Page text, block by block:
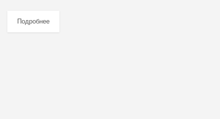
сползать, рассеиваться; в серых,...
Подробнее